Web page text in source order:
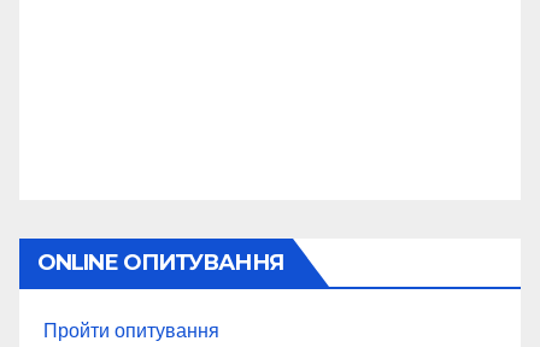
ONLINE ОПИТУВАННЯ
Пройти опитування